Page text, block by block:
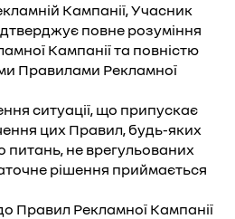
Кампанії, Учасник
повне розуміння
Кампанії та повністю
Правилами Рекламної
ситуації, що припускає
цих Правил, будь-яких
питань, не врегульованих
рішення приймається
Правил Рекламної Кампанії